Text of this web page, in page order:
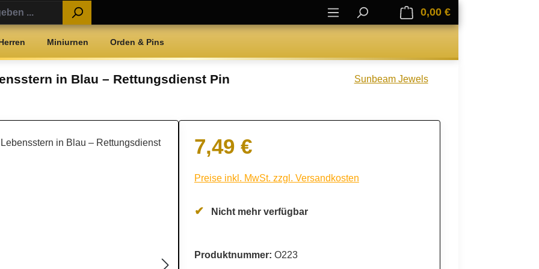
0,00 €Warenkorb enthält
Miniurnen Orden & Pins
in Blau – Rettungsdienst Pin Sunbeam Jewels
Regulärer Preis:
7,49 €
Preise inkl. MwSt. zzgl. Versandkosten
Nicht mehr verfügbar
Produktnummer: O223